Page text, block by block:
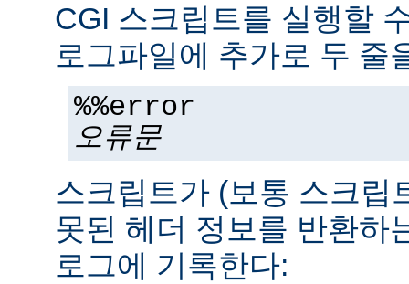
CGI 스크립트를 실행할
로그파일에 추가로 두 줄
%%error
오류문
스크립트가 (보통 스크립
못된 헤더 정보를 반환하
로그에 기록한다: